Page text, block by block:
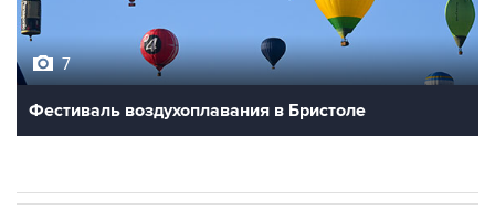
7
Фестиваль воздухоплавания в Бристоле